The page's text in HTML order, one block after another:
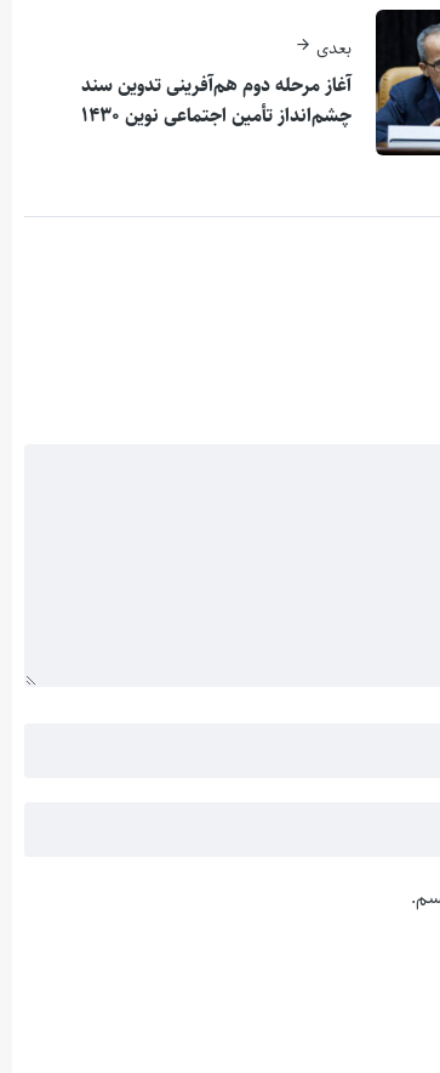
بعدی
آغاز مرحله دوم هم‌آفرینی تدوین سند
چشم‌انداز تأمین اجتماعی نوین ۱۴۳۰